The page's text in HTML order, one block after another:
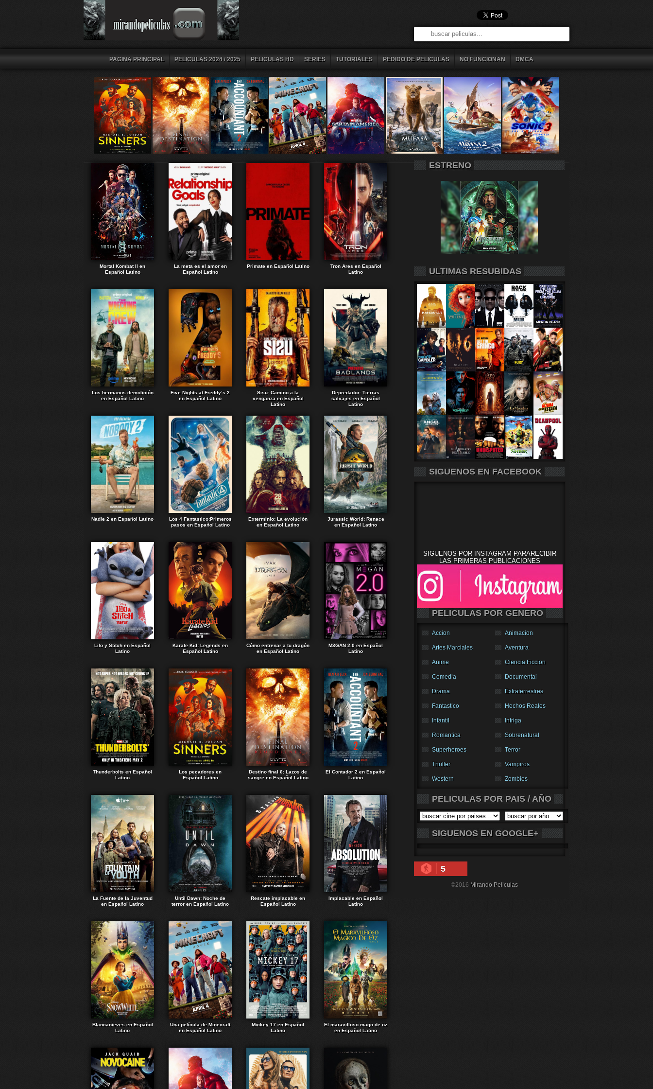
PAGINA PRINCIPAL PELICULAS 2024 / 2025 PELICULAS HD SERIES TUTORIALES PEDIDO DE PELICULAS NO FUNCIONAN DMCA
Mortal Kombat II en
Español Latino
La meta es el amor en
Español Latino
Primate en Español Latino
Tron Ares en Español
Latino
Los hermanos demolición
en Español Latino
Five Nights at Freddy’s 2
en Español Latino
Sisu: Camino a la
venganza en Español
Latino
Depredador: Tierras
salvajes en Español
Latino
Nadie 2 en Español Latino
Los 4 Fantastico:Primeros
pasos en Español Latino
Exterminio: La evolución
en Español Latino
Jurassic World: Renace
en Español Latino
Lilo y Stitch en Español
Latino
Karate Kid: Legends en
Español Latino
Cómo entrenar a tu dragón
en Español Latino
M3GAN 2.0 en Español
Latino
Thunderbolts en Español
Latino
Los pecadores en
Español Latino
Destino final 6: Lazos de
sangre en Español Latino
El Contador 2 en Español
Latino
La Fuente de la Juventud
en Español Latino
Until Dawn: Noche de
terror en Español Latino
Rescate implacable en
Español Latino
Implacable en Español
Latino
Blancanieves en Español
Latino
Una película de Minecraft
en Español Latino
Mickey 17 en Español
Latino
El maravilloso mago de oz
en Español Latino
ESTRENO
ULTIMAS RESUBIDAS
SIGUENOS EN FACEBOOK
SIGUENOS POR INSTAGRAM PARARECIBIR
LAS PRIMERAS PUBLICACIONES
PELICULAS POR GENERO
Accion Animacion
Artes Marciales Aventura
Anime Ciencia Ficcion
Comedia Documental
Drama Extraterrestres
Fantastico Hechos Reales
Infantil Intriga
Romantica Sobrenatural
Superheroes Terror
Thriller Vampiros
Western Zombies
PELICULAS POR PAIS / AÑO
SIGUENOS EN GOOGLE+
5
©2016 Mirando Peliculas